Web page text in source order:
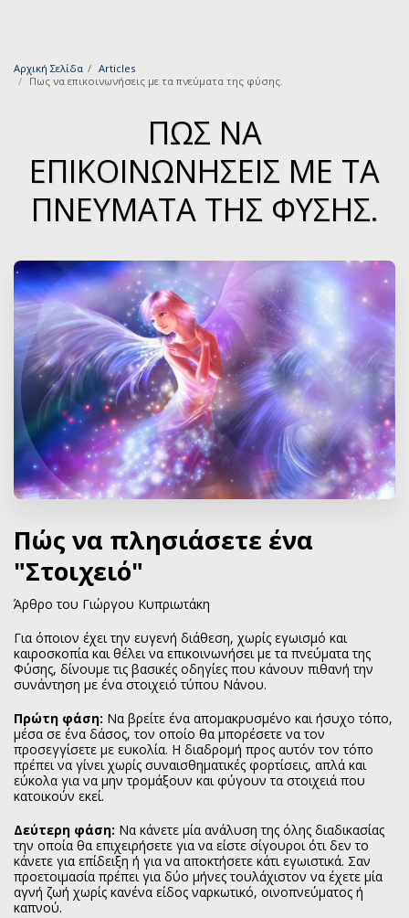
Αρχική Σελίδα
Articles
Πως να επικοινωνήσεις με τα πνεύματα της φύσης.
ΠΩΣ ΝΑ
ΕΠΙΚΟΙΝΩΝΉΣΕΙΣ ΜΕ ΤΑ
ΠΝΕΎΜΑΤΑ ΤΗΣ ΦΎΣΗΣ.
Πώς να πλησιάσετε ένα
"Στοιχειό"
Άρθρο του Γιώργου Κυπριωτάκη
Για όποιον έχει την ευγενή διάθεση, χωρίς εγωισμό και
καιροσκοπία και θέλει να επικοινωνήσει με τα πνεύματα της
Φύσης, δίνουμε τις βασικές οδηγίες που κάνουν πιθανή την
συνάντηση με ένα στοιχειό τύπου Νάνου.
Πρώτη φάση: Να βρείτε ένα απομακρυσμένο και ήσυχο τόπο,
μέσα σε ένα δάσος, τον οποίο θα μπορέσετε να τον
προσεγγίσετε με ευκολία. Η διαδρομή προς αυτόν τον τόπο
πρέπει να γίνει χωρίς συναισθηματικές φορτίσεις, απλά και
εύκολα για να μην τρομάξουν και φύγουν τα στοιχειά που
κατοικούν εκεί.
Δεύτερη φάση: Να κάνετε μία ανάλυση της όλης διαδικασίας
την οποία θα επιχειρήσετε για να είστε σίγουροι ότι δεν το
κάνετε για επίδειξη ή για να αποκτήσετε κάτι εγωιστικά. Σαν
προετοιμασία πρέπει για δύο μήνες τουλάχιστον να έχετε μία
αγνή ζωή χωρίς κανένα είδος ναρκωτικό, οινοπνεύματος ή
καπνού.